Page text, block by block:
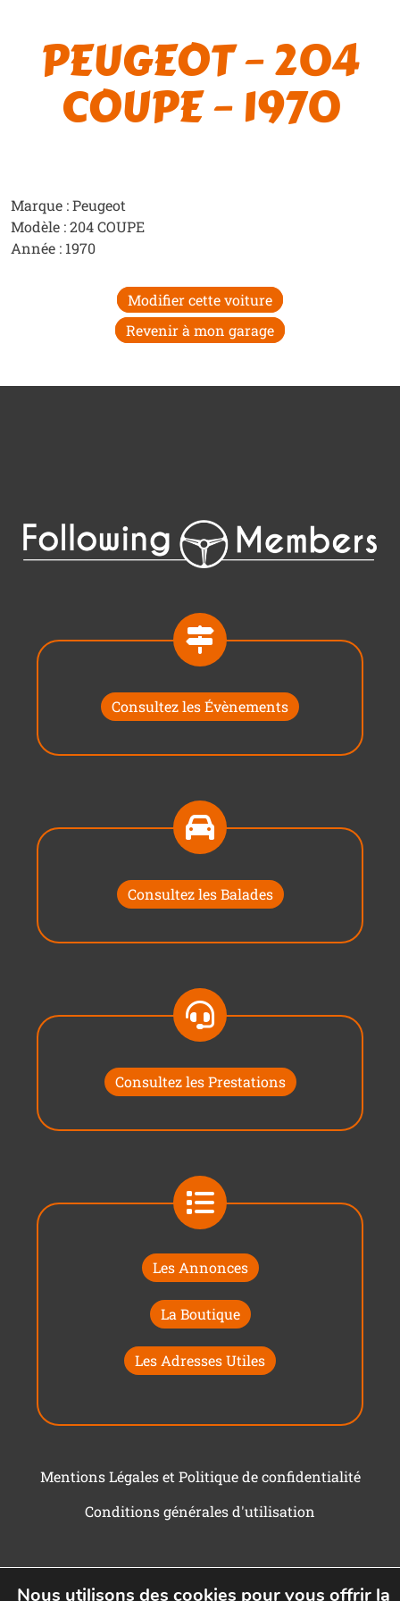
PEUGEOT – 204
COUPE – 1970
Marque : Peugeot
Modèle : 204 COUPE
Année : 1970
Modifier cette voiture
Revenir à mon garage
Consultez les Évènements
Consultez les Balades
Consultez les Prestations
Les Annonces
La Boutique
Les Adresses Utiles
Mentions Légales et Politique de confidentialité
Conditions générales d'utilisation
Nous utilisons des cookies pour vous offrir la